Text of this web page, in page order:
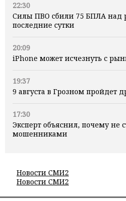
22:30
Силы ПВО сбили 75 БПЛА над
последние сутки
20:09
iPhone может исчезнуть с
19:37
9 августа в Грозном пройдет
17:30
Эксперт объяснил, почему не
мошенниками
Новости СМИ2
Новости СМИ2